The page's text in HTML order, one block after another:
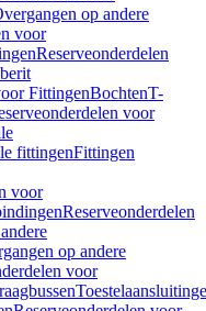
op andere
voor
Reserveonderdelen
FittingenBochtenT-
voor
fittingenFittingen
voor
Reserveonderdelen
op andere
voor